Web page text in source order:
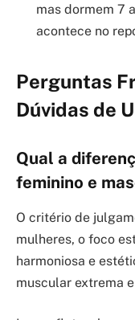
mas dormem 7
acontece no
Perguntas
Dúvidas de
Qual a
feminino e
O critério de
mulheres, o foco
harmoniosa e
muscular extrema